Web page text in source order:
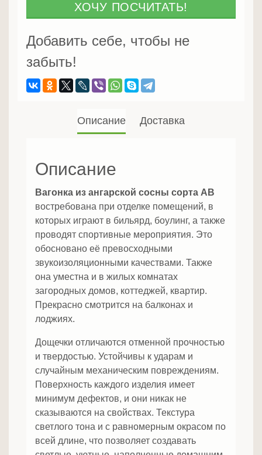
ангарской
сосны
AB
ХОЧУ ПОСЧИТАТЬ!
Добавить себе, чтобы не
забыть!
Описание Доставка
Описание
Вагонка из ангарской сосны сорта AB
востребована при отделке помещений, в
которых играют в бильярд, боулинг, а также
проводят спортивные мероприятия. Это
обосновано её превосходными
звукоизоляционными качествами. Также
она уместна и в жилых комнатах
загородных домов, коттеджей, квартир.
Прекрасно смотрится на балконах и
лоджиях.
Дощечки отличаются отменной прочностью
и твердостью. Устойчивы к ударам и
случайным механическим повреждениям.
Поверхность каждого изделия имеет
минимум дефектов, и они никак не
сказываются на свойствах. Текстура
светлого тона и с равномерным окрасом по
всей длине, что позволяет создавать